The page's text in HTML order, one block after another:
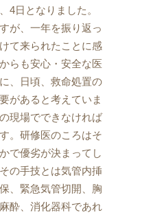
4日となりました。
が、一年を振り返っ
て来られたことに感
らも安心・安全な医
、日頃、救命処置の
があると考えていま
現場でできなければ
。研修医のころはそ
で優劣が決まってし
の手技とは気管内挿
、緊急気管切開、胸
酔、消化器科であれ